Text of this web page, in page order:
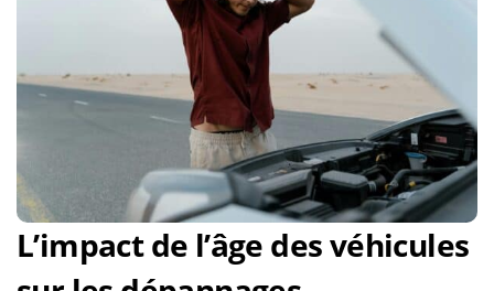
L’impact de l’âge des véhicules